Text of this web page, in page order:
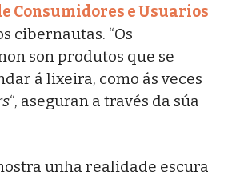
Consumidores e Usuarios
cibernautas. “Os
son produtos que se
á lixeira, como ás veces
“, aseguran a través da súa
unha realidade escura